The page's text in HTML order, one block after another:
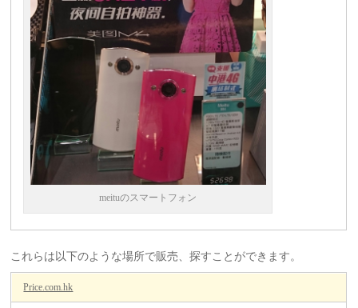
meituのスマートフォン
これらは以下のような場所で販売、探すことができます。
Price.com.hk